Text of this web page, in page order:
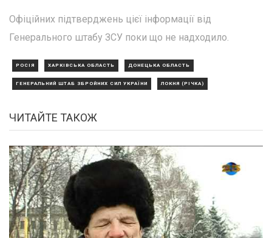
Офіційних підтверджень цієї інформації від
Генерального штабу ЗСУ поки що не надходило.
РОСІЯ ХАРКІВСЬКА ОБЛАСТЬ ДОНЕЦЬКА ОБЛАСТЬ
ГЕНЕРАЛЬНИЙ ШТАБ ЗБРОЙНИХ СИЛ УКРАЇНИ ЛОКНЯ (РІЧКА)
ЧИТАЙТЕ ТАКОЖ